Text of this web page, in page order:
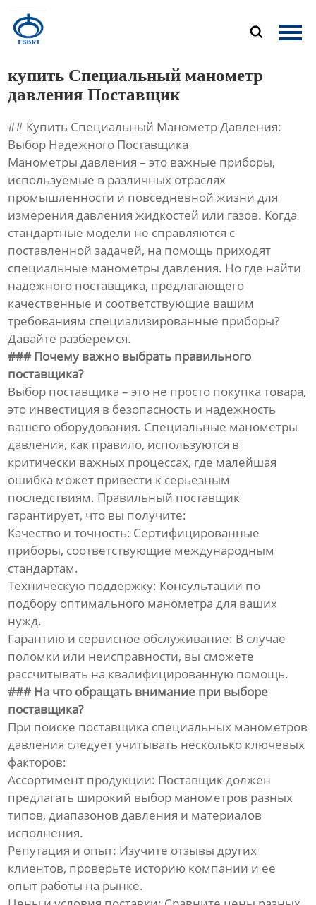

Главная
Новости
Контакты
купить Специальный манометр
давления Поставщик
## Купить Специальный Манометр Давления:
Выбор Надежного Поставщика
Манометры давления – это важные приборы,
используемые в различных отраслях
промышленности и повседневной жизни для
измерения давления жидкостей или газов. Когда
стандартные модели не справляются с
поставленной задачей, на помощь приходят
специальные манометры давления. Но где найти
надежного поставщика, предлагающего
качественные и соответствующие вашим
требованиям специализированные приборы?
Давайте разберемся.
### Почему важно выбрать правильного
поставщика?
Выбор поставщика – это не просто покупка товара,
это инвестиция в безопасность и надежность
вашего оборудования. Специальные манометры
давления, как правило, используются в
критически важных процессах, где малейшая
ошибка может привести к серьезным
последствиям. Правильный поставщик
гарантирует, что вы получите:
Качество и точность: Сертифицированные
приборы, соответствующие международным
стандартам.
Техническую поддержку: Консультации по
подбору оптимального манометра для ваших
нужд.
Гарантию и сервисное обслуживание: В случае
поломки или неисправности, вы сможете
рассчитывать на квалифицированную помощь.
### На что обращать внимание при выборе
поставщика?
При поиске поставщика специальных манометров
давления следует учитывать несколько ключевых
факторов:
Ассортимент продукции: Поставщик должен
предлагать широкий выбор манометров разных
типов, диапазонов давления и материалов
исполнения.
Репутация и опыт: Изучите отзывы других
клиентов, проверьте историю компании и ее
опыт работы на рынке.